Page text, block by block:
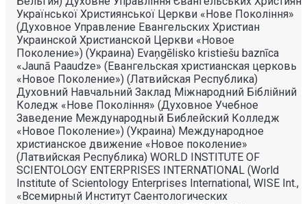
Української Християнської Церкви «Нове Поколiння»
(Духовное Управление Евангельских Христиан
Украинской Христианской Церкви «Новое
Поколение») (Украина) Evaņgēlisko kristiešu baznīca
«Jaunā Paaudze» (Евангельская христианская церковь
«Новое Поколение») (Латвийская Республика)
Духовний Навчальний Заклад Міжнародний Біблійний
Коледж «Нове Покоління» (Духовное Учебное
Заведение Международный Библейский Колледж
«Новое Поколение») (Украина) Международное
христианское движение «Новое поколение»
(Латвийская Республика) WORLD INSTITUTE OF
SCIENTOLOGY ENTERPRISES INTERNATIONAL (World
Institute of Scientology Enterprises International, WISE Int.,
«Всемирный Институт Саентологических